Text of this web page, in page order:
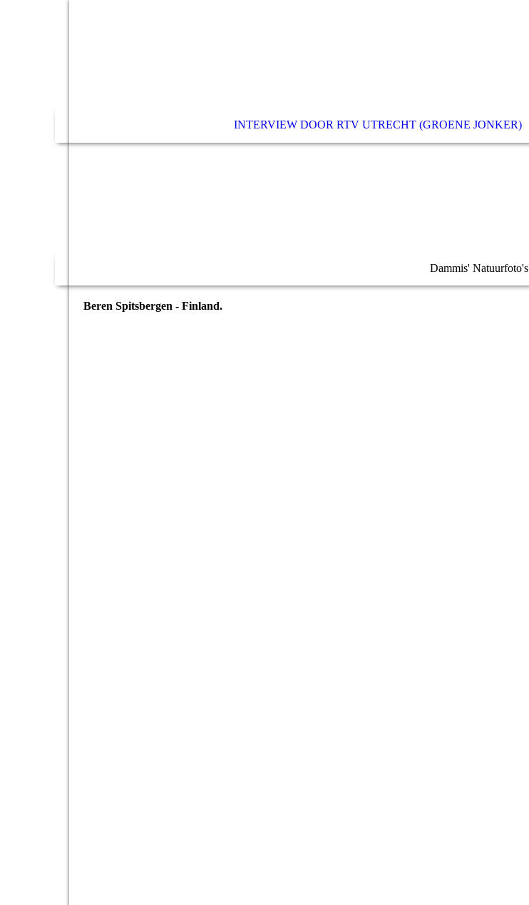
INTERVIEW DOOR RTV UTRECHT (GROENE JONKER)
Dammis' Natuurfoto's
Beren Spitsbergen - Finland.